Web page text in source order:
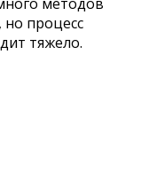
но процесс
тяжело.